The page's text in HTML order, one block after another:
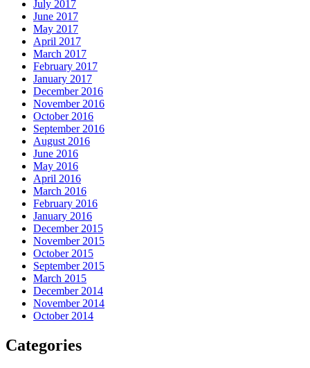
July 2017
June 2017
May 2017
April 2017
March 2017
February 2017
January 2017
December 2016
November 2016
October 2016
September 2016
August 2016
June 2016
May 2016
April 2016
March 2016
February 2016
January 2016
December 2015
November 2015
October 2015
September 2015
March 2015
December 2014
November 2014
October 2014
Categories